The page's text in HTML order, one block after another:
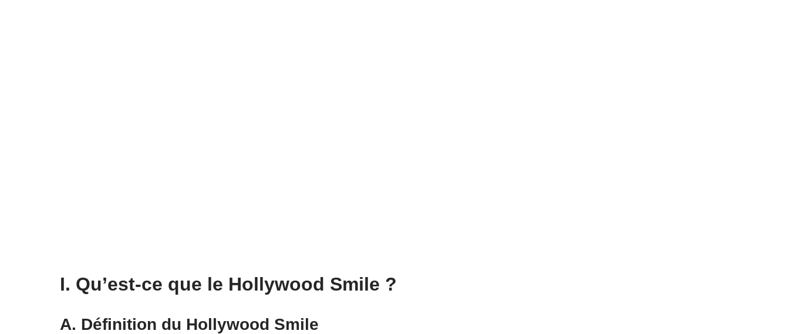
I. Qu’est-ce que le Hollywood Smile ?
A. Définition du Hollywood Smile